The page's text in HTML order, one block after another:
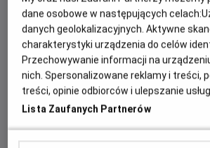
dane osobowe w następujących celach:
danych geolokalizacyjnych. Aktywne
charakterystyki urządzenia do celów
Przechowywanie informacji na
nich. Spersonalizowane reklamy i treści,
treści, opinie odbiorców i ulepszanie
Lista Zaufanych Partnerów